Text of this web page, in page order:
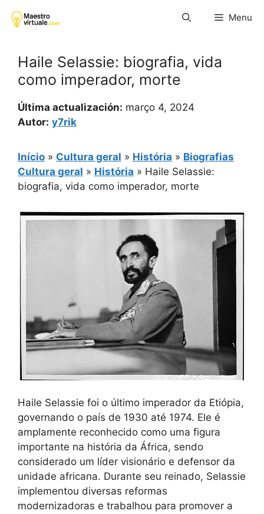
para
Menu
Haile Selassie: biografia, vida
como imperador, morte
Última actualización: março 4, 2024
Autor: y7rik
Início » Cultura geral » História » Biografias
Cultura geral » História » Haile Selassie:
biografia, vida como imperador, morte
Haile Selassie foi o último imperador da Etiópia,
governando o país de 1930 até 1974. Ele é
amplamente reconhecido como uma figura
importante na história da África, sendo
considerado um líder visionário e defensor da
unidade africana. Durante seu reinado, Selassie
implementou diversas reformas
modernizadoras e trabalhou para promover a